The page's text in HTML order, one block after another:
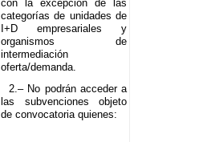
con la excepción de las
categorías de unidades de
I+D empresariales y
organismos de
intermediación
oferta/demanda.
2.– No podrán acceder a
las subvenciones objeto
de convocatoria quienes: